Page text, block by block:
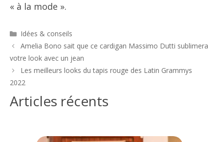
« à la mode ».
Catégories
Idées & conseils
Navigation
des
Amelia Bono sait que ce cardigan Massimo Dutti sublimera
votre look avec un jean
Les meilleurs looks du tapis rouge des Latin Grammys
2022
Articles récents